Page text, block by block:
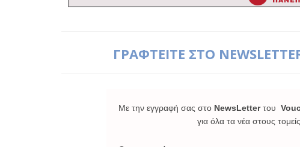
ΓΡΑΦΤΕΙΤΕ ΣΤΟ
Με την εγγραφή σας στο NewsLetterτου
για όλα τα νέα στους